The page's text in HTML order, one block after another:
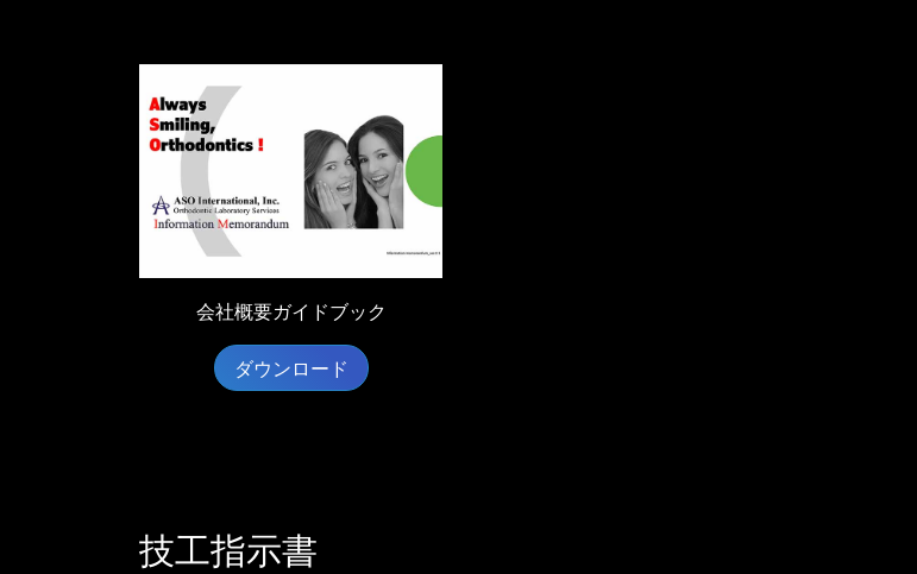
会社概要ガイドブック
ダウンロード
技工指示書